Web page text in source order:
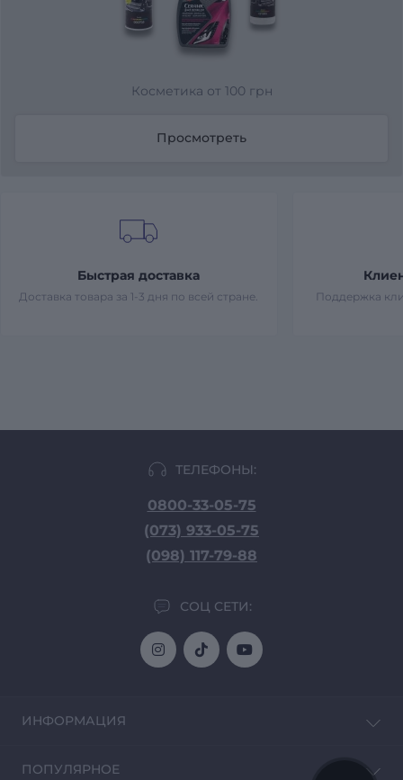
Косметика от 100 грн
Просмотреть
Быстрая доставка
Доставка товара за 1-3 дня по всей стране. Поддержка
ТЕЛЕФОНЫ:
0800-33-05-75
(073) 933-05-75
(098) 117-79-88
СОЦ СЕТИ:
ИНФОРМАЦИЯ
ПОПУЛЯРНОЕ